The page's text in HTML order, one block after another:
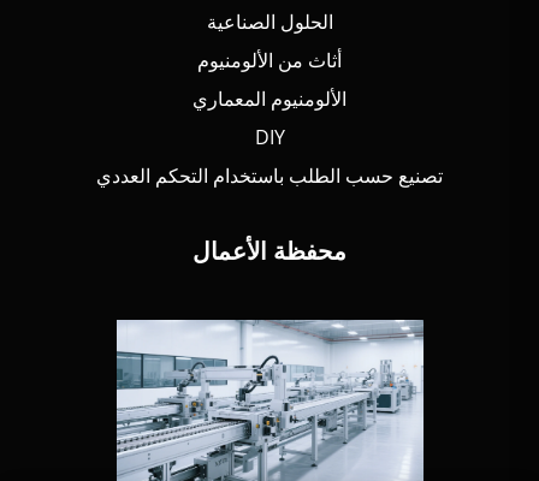
الحلول الصناعية
أثاث من الألومنيوم
الألومنيوم المعماري
DIY
تصنيع حسب الطلب باستخدام التحكم العددي
محفظة الأعمال